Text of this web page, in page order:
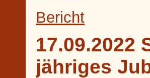
Bericht
17.09.2022
jähriges